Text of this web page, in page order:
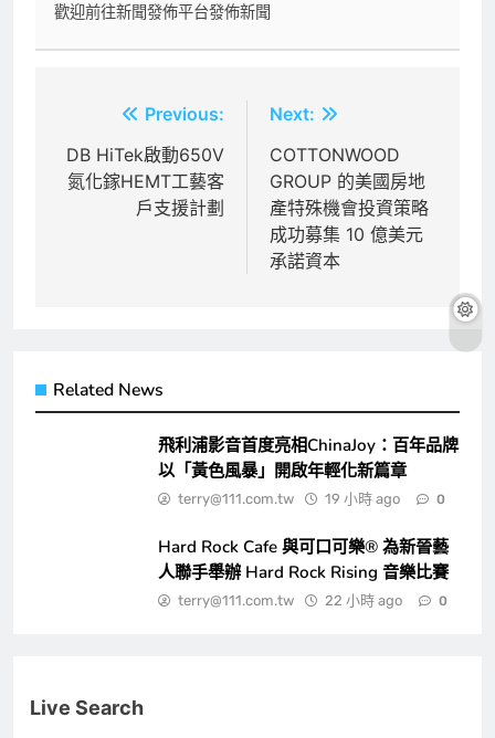
歡迎前往新聞發佈平台發佈新聞
章
導
Previous:
DB HiTek啟動650V
氮化鎵HEMT工藝客
戶支援計劃
Next:
COTTONWOOD
GROUP 的美國房地
產特殊機會投資策略
成功募集 10 億美元
承諾資本
Related News
飛利浦影音首度亮相ChinaJoy：百年品牌
以「黃色風暴」開啟年輕化新篇章
terry@111.com.tw 19 小時 ago 0
Hard Rock Cafe 與可口可樂® 為新晉藝
人聯手舉辦 Hard Rock Rising 音樂比賽
terry@111.com.tw 22 小時 ago 0
Live Search